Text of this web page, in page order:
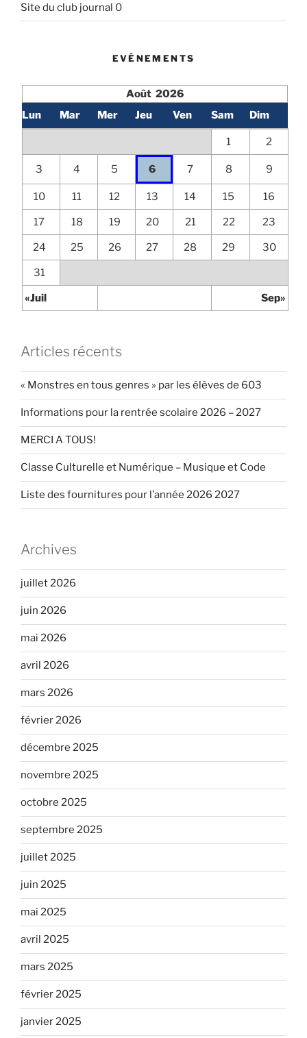
Site du club journal 0
EVÉNEMENTS
Août 2026
Lun
Mar Mer Jeu Ven Sam Dim
«Juil Sep»
1 2
3 4 5 6 7 8 9
10 11 12 13 14 15 16
17 18 19 20 21 22 23
24 25 26 27 28 29 30
31
Articles récents
« Monstres en tous genres » par les élèves de 603
Informations pour la rentrée scolaire 2026 – 2027
MERCI A TOUS!
Classe Culturelle et Numérique – Musique et Code
Liste des fournitures pour l’année 2026 2027
Archives
juillet 2026
juin 2026
mai 2026
avril 2026
mars 2026
février 2026
décembre 2025
novembre 2025
octobre 2025
septembre 2025
juillet 2025
juin 2025
mai 2025
avril 2025
mars 2025
février 2025
janvier 2025